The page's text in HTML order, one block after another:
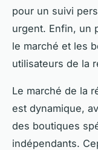
pour un suivi
urgent. Enfin, un
le marché et les
utilisateurs de la
Le marché de la
est dynamique,
des boutiques
indépendants.